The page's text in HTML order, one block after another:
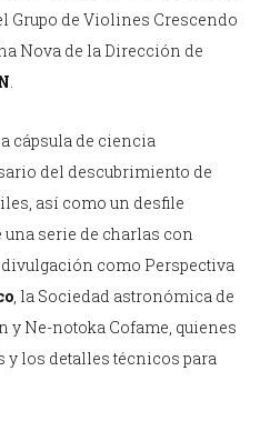
Grupo de Violines Crescendo
Nova de la Dirección de
.
cápsula de ciencia
del descubrimiento de
así como un desfile
serie de charlas con
como Perspectiva
, la Sociedad astronómica de
y Ne-notoka Cofame, quienes
y los detalles técnicos para